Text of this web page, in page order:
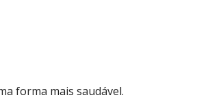
forma mais saudável.